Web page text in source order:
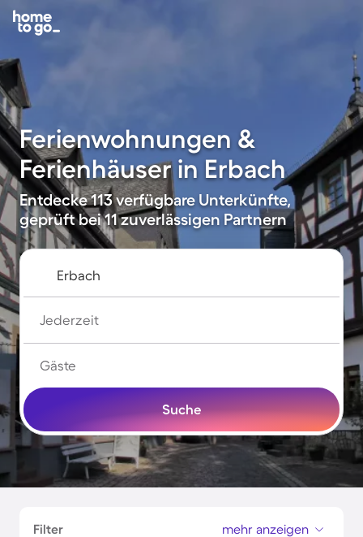
Ferienwohnungen &
Ferienhäuser in Erbach
Entdecke 113 verfügbare Unterkünfte,
geprüft bei 11 zuverlässigen Partnern
Jederzeit
Gäste
Suche
Filter mehr anzeigen